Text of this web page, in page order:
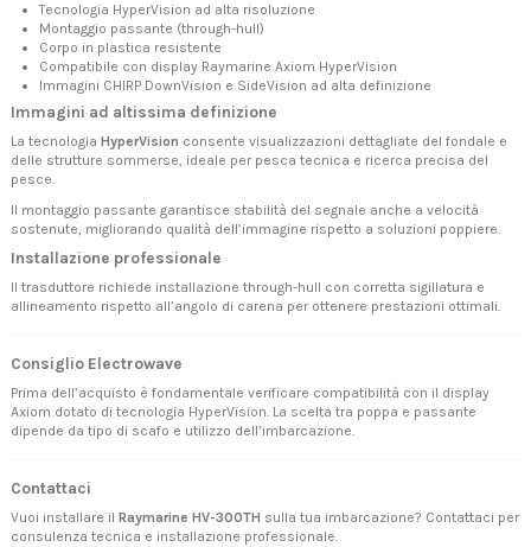
Tecnologia HyperVision ad alta risoluzione
Montaggio passante (through-hull)
Corpo in plastica resistente
Compatibile con display Raymarine Axiom HyperVision
Immagini CHIRP DownVision e SideVision ad alta definizione
Immagini ad altissima definizione
La tecnologia HyperVision consente visualizzazioni dettagliate del fondale e
delle strutture sommerse, ideale per pesca tecnica e ricerca precisa del
pesce.
Il montaggio passante garantisce stabilità del segnale anche a velocità
sostenute, migliorando qualità dell’immagine rispetto a soluzioni poppiere.
Installazione professionale
Il trasduttore richiede installazione through-hull con corretta sigillatura e
allineamento rispetto all’angolo di carena per ottenere prestazioni ottimali.
Consiglio Electrowave
Prima dell’acquisto è fondamentale verificare compatibilità con il display
Axiom dotato di tecnologia HyperVision. La scelta tra poppa e passante
dipende da tipo di scafo e utilizzo dell’imbarcazione.
Contattaci
Vuoi installare il Raymarine HV-300TH sulla tua imbarcazione? Contattaci per
consulenza tecnica e installazione professionale.